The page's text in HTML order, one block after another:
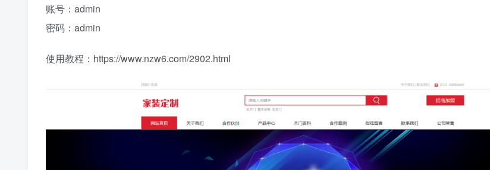
账号：admin
密码：admin
使用教程：https://www.nzw6.com/2902.html